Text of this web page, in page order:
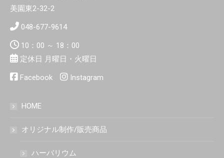
美園東2-32-2
048-677-9614
10：00 ～ 18：00
定休日 月曜日・火曜日
Facebook Instagram
HOME
オリジナル制作/販売商品
ハーバリウム